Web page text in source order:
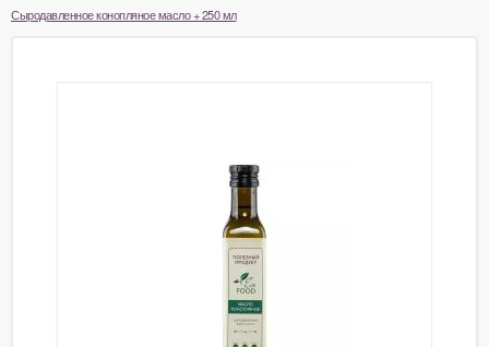
Сыродавленное конопляное масло + 250 мл